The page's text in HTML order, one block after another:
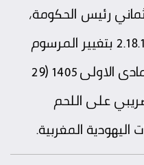
رئيس الحكومة،
على مشروع مرسوم رقم 2.18.100 بتغيير المرسوم
رقم 2.81.180 الصادر في 7 جمادى الاولى 1405 (29
ضريبي على اللحم
اليهودية المغربية.